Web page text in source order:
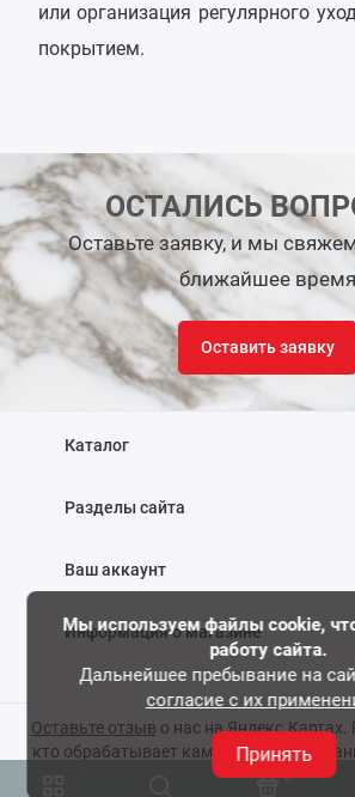
+7 (495) 768-88-22
0
или организация регулярного
покрытием.
ОСТАЛИСЬ
Оставьте заявку, и мы
ближайшее время
Оставить заявку
Каталог
Разделы сайта
Ваш аккаунт
Информация о магазине
Оставьте отзыв о нас на Яндекс.Картах.
кто обрабатывает камень, мрамор,
Условия использования
Мы используем файлы cookie,
работу сайта.
Дальнейшее пребывание на
согласие с их
Принять